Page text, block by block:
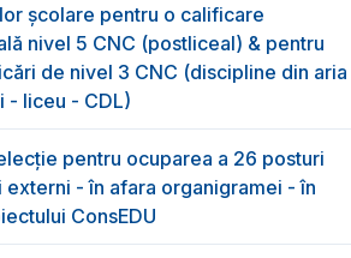
școlare pentru o calificare
nivel 5 CNC (postliceal) & pentru
de nivel 3 CNC (discipline din aria
- liceu - CDL)
pentru ocuparea a 26 posturi
- în afara organigramei - în
ConsEDU